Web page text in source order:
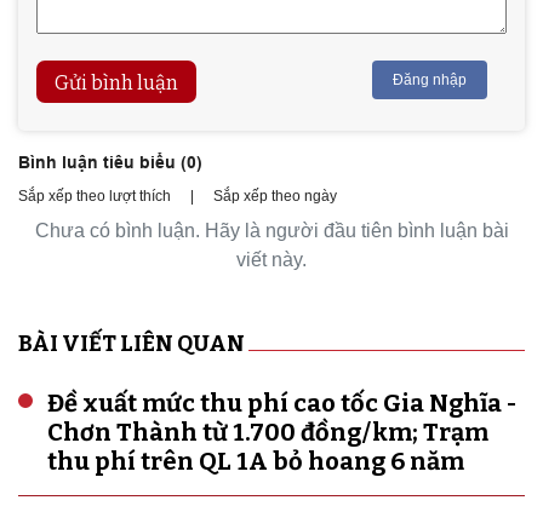
Gửi bình luận Đăng nhập
Bình luận tiêu biểu (0)
Sắp xếp theo lượt thích Sắp xếp theo ngày
Chưa có bình luận. Hãy là người đầu tiên bình luận bài
viết này.
BÀI VIẾT LIÊN QUAN
Đề xuất mức thu phí cao tốc Gia Nghĩa -
Chơn Thành từ 1.700 đồng/km; Trạm
thu phí trên QL 1A bỏ hoang 6 năm